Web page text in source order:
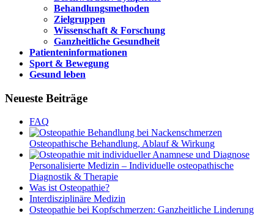
Behandlungsmethoden
Zielgruppen
Wissenschaft & Forschung
Ganzheitliche Gesundheit
Patienteninformationen
Sport & Bewegung
Gesund leben
Neueste Beiträge
FAQ
Osteopathische Behandlung, Ablauf & Wirkung
Personalisierte Medizin – Individuelle osteopathische
Diagnostik & Therapie
Was ist Osteopathie?
Interdisziplinäre Medizin
Osteopathie bei Kopfschmerzen: Ganzheitliche Linderung